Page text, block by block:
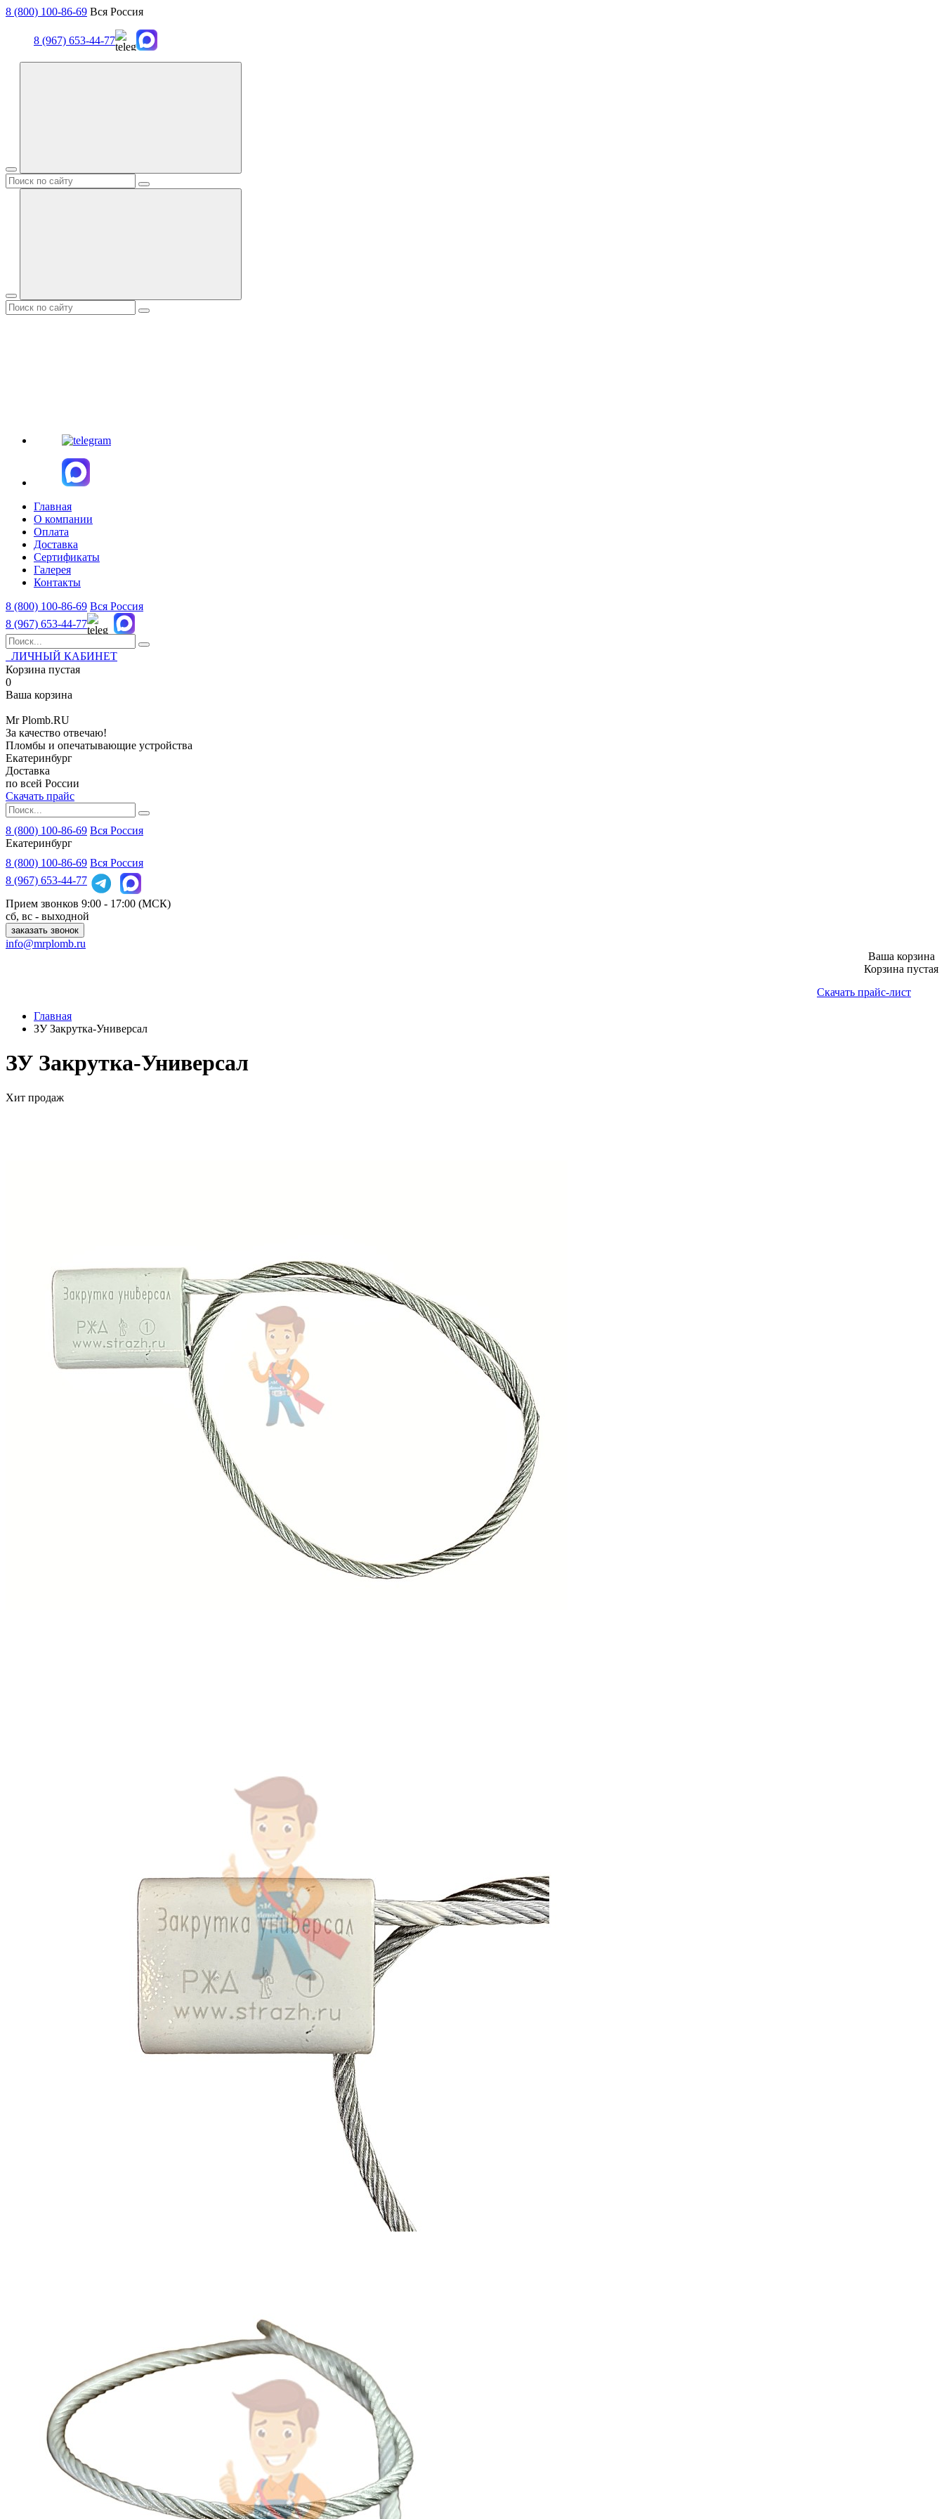
8 (800) 100-86-69 Вся Россия
8 (967) 653-44-77
Главная
О компании
Оплата
Доставка
Сертификаты
Галерея
Контакты
8 (800) 100-86-69 Вся Россия
8 (967) 653-44-77
ЛИЧНЫЙ КАБИНЕТ
Корзина пустая
0
Ваша корзина
MrPlomb.RU
За качество отвечаю!
Пломбы и опечатывающие устройства
Екатеринбург
Доставка
по всей России
Скачать прайс
8 (800) 100-86-69 Вся Россия
Екатеринбург
8 (800) 100-86-69 Вся Россия
8 (967) 653-44-77
Прием звонков 9:00 - 17:00 (МСК)
сб, вс - выходной
заказать звонок
info@mrplomb.ru
Ваша корзина
Корзина пустая
Скачать прайс-лист
Главная
ЗУ Закрутка-Универсал
ЗУ Закрутка-Универсал
Хит продаж